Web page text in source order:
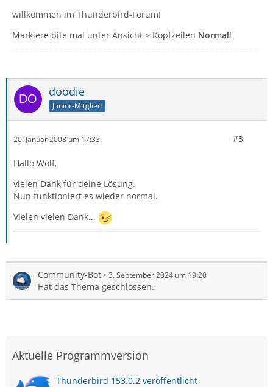
willkommen im Thunderbird-Forum!
Markiere bite mal unter Ansicht > Kopfzeilen Normal!
doodie
Junior-Mitglied
20. Januar 2008 um 17:33 #3
Hallo Wolf,
vielen Dank für deine Lösung.
Nun funktioniert es wieder normal.
Vielen vielen Dank...
Community-Bot 3. September 2024 um 19:20
Hat das Thema geschlossen.
Aktuelle Programmversion
Thunderbird 153.0.2 veröffentlicht